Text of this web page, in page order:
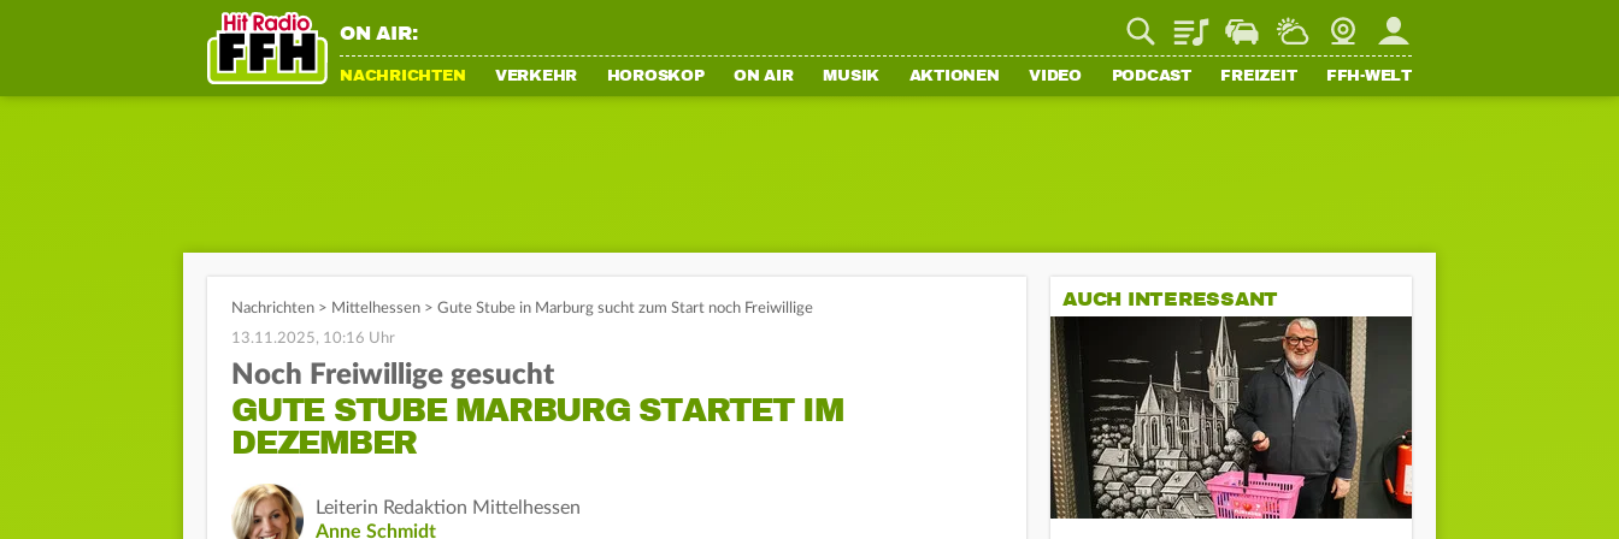
ON AIR: PlaylistStaupilotWetterWebcamMein FFH
NACHRICHTEN VERKEHR HOROSKOP ON AIR MUSIK AKTIONEN VIDEO PODCAST FREIZEIT FFH-WELT
Nachrichten > Mittelhessen > Gute Stube in Marburg sucht zum Start noch Freiwillige
13.11.2025, 10:16 Uhr
Noch Freiwillige gesucht
GUTE STUBE MARBURG STARTET IM
DEZEMBER
Leiterin Redaktion Mittelhessen
Anne Schmidt
AUCH INTERESSANT